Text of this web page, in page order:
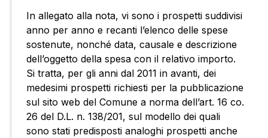
In allegato alla nota, vi sono i prospetti suddivisi
anno per anno e recanti l’elenco delle spese
sostenute, nonché data, causale e descrizione
dell’oggetto della spesa con il relativo importo.
Si tratta, per gli anni dal 2011 in avanti, dei
medesimi prospetti richiesti per la pubblicazione
sul sito web del Comune a norma dell’art. 16 co.
26 del D.L. n. 138/201, sul modello dei quali
sono stati predisposti analoghi prospetti anche